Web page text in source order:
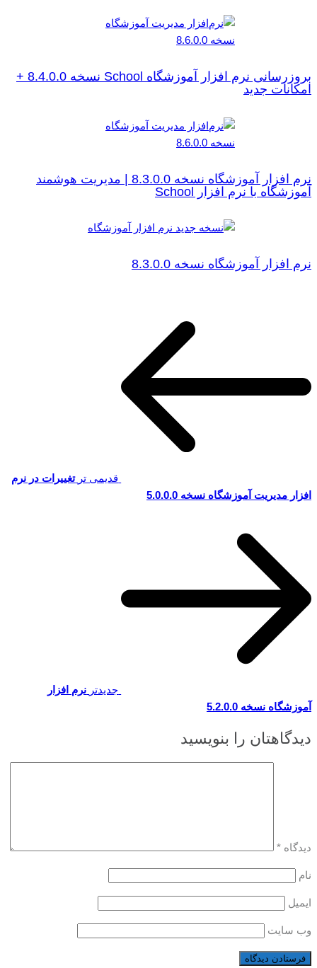
بروزرسانی نرم افزار آموزشگاه School نسخه 8.4.0.0 +
امکانات جدید
نرم افزار آموزشگاه نسخه 8.3.0.0 | مدیریت هوشمند
آموزشگاه با نرم افزار School
نرم افزار آموزشگاه نسخه 8.3.0.0
قدیمی تر تغییرات در نرم
افزار مدیریت آموزشگاه نسخه 5.0.0.0
جدیدتر نرم افزار
آموزشگاه نسخه 5.2.0.0
دیدگاهتان را بنویسید
دیدگاه *
نام
ایمیل
وب‌ سایت